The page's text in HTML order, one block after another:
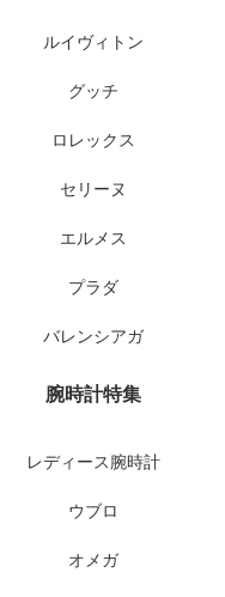
ルイヴィトン
グッチ
ロレックス
セリーヌ
エルメス
プラダ
バレンシアガ
腕時計特集
レディース腕時計
ウブロ
オメガ